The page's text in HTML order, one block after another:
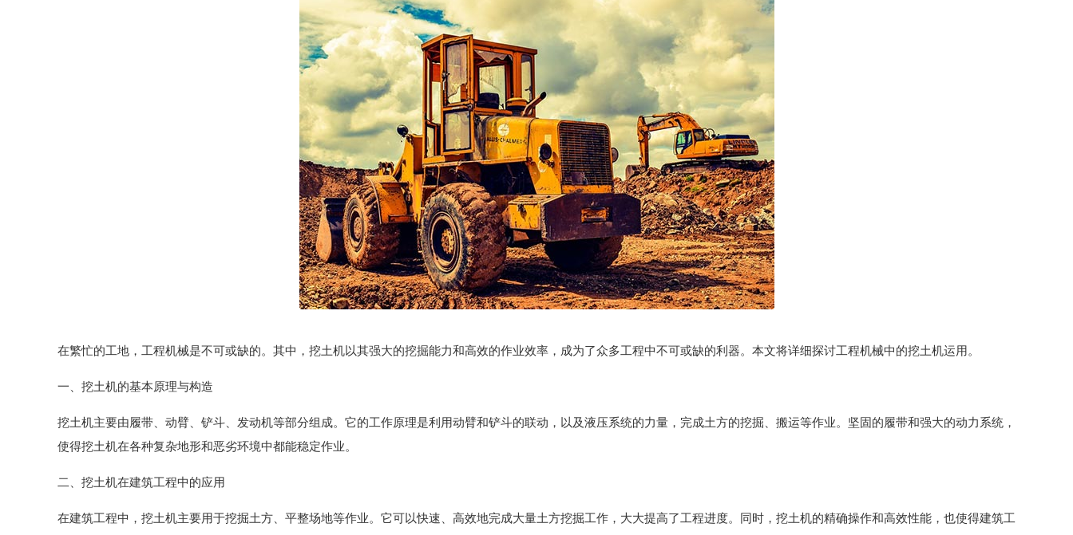
在繁忙的工地，工程机械是不可或缺的。其中，挖土机以其强大的挖掘能力和高效的作业效率，成为了众多工程中不可或缺的利器。本文将详细探讨工程机械中的挖土机运用。
一、挖土机的基本原理与构造
挖土机主要由履带、动臂、铲斗、发动机等部分组成。它的工作原理是利用动臂和铲斗的联动，以及液压系统的力量，完成土方的挖掘、搬运等作业。坚固的履带和强大的动力系统，
使得挖土机在各种复杂地形和恶劣环境中都能稳定作业。
二、挖土机在建筑工程中的应用
在建筑工程中，挖土机主要用于挖掘土方、平整场地等作业。它可以快速、高效地完成大量土方挖掘工作，大大提高了工程进度。同时，挖土机的精确操作和高效性能，也使得建筑工